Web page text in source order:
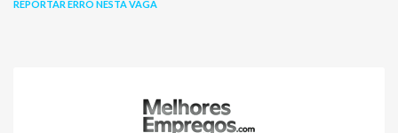
REPORTAR ERRO NESTA VAGA